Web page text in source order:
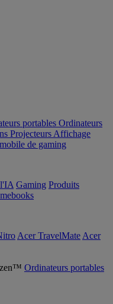
portables Ordinateurs
Projecteurs Affichage
de gaming
Gaming Produits
Acer TravelMate Acer
Ordinateurs portables